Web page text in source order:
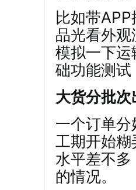
比如带
品光看外
模拟一下
础功能测试
大货分批次
一个订单
工期开始
水平差不
的情况。